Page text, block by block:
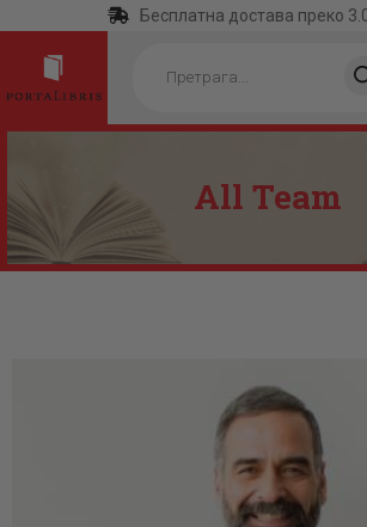
Бесплатна достава преко
search
All Team
ПОЧЕТНА
КАТЕГОРИЈЕ
ОТРГНУТО ОД
ЗАБОРАВА
АКТУЕЛНОСТИ